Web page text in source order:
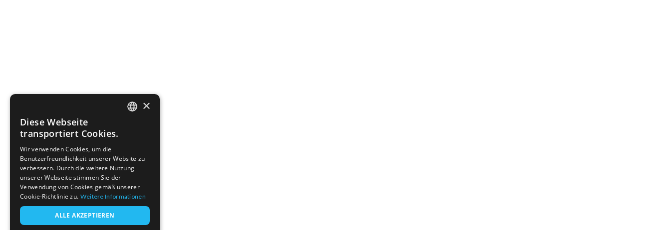
GERMAN
×
Diese Webseite
transportiert Cookies.
Wir verwenden Cookies, um die
Benutzerfreundlichkeit unserer Website zu
verbessern. Durch die weitere Nutzung
unserer Webseite stimmen Sie der
Verwendung von Cookies gemäß unserer
Cookie-Richtlinie zu. Weitere Informationen
ALLE AKZEPTIEREN